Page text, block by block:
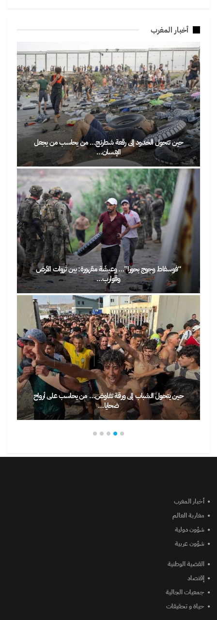
أخبار المغرب
حين تتحول الحدود إلى رقعة شطرنج… من يحاسب من يجعل
الإنسان…
“فوسفاط وجوج بحورا”… وعيشَة مقهورة: بين ثروات الأرض
وقوارب…
حين يتحول الشباب إلى ورقة تفاوض… من يحاسب على أرواح
ضحايا…
أخبار المغرب
مغاربة العالم
شؤون دولية
شؤون عربية
القضية الوطنية
إقتصاد
جمعيات الجالية
حياة و تحقيقات